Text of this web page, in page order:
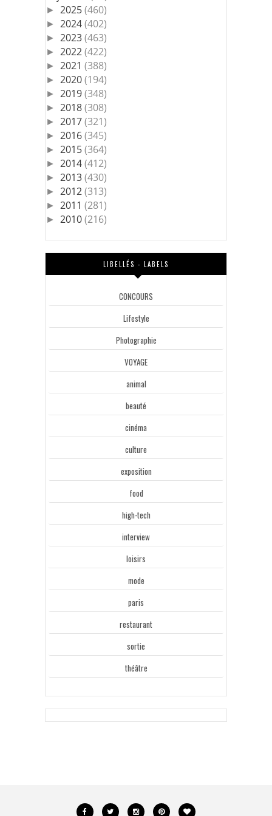
► 2025(460)
► 2024(402)
► 2023(463)
► 2022(422)
► 2021 (388)
► 2020(194)
► 2019(348)
► 2018(308)
► 2017(321)
► 2016(345)
► 2015(364)
► 2014(412)
► 2013(430)
► 2012(313)
► 2011 (281)
► 2010(216)
LIBELLÉS - LABELS
CONCOURS
Lifestyle
Photographie
VOYAGE
animal
beauté
cinéma
culture
exposition
food
high-tech
interview
loisirs
mode
paris
restaurant
sortie
théâtre